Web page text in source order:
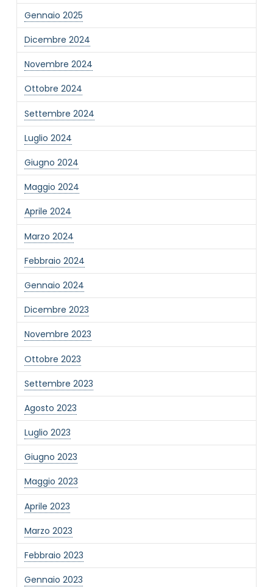
Gennaio 2025
Dicembre 2024
Novembre 2024
Ottobre 2024
Settembre 2024
Luglio 2024
Giugno 2024
Maggio 2024
Aprile 2024
Marzo 2024
Febbraio 2024
Gennaio 2024
Dicembre 2023
Novembre 2023
Ottobre 2023
Settembre 2023
Agosto 2023
Luglio 2023
Giugno 2023
Maggio 2023
Aprile 2023
Marzo 2023
Febbraio 2023
Gennaio 2023